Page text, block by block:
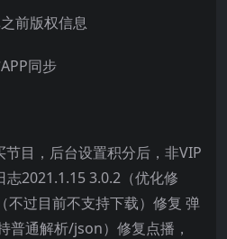
前版权信息
同步
目，后台设置积分后，非VIP
2021.1.15 3.0.2（优化修
不过目前不支持下载）修复 弹
普通解析/json）修复点播，